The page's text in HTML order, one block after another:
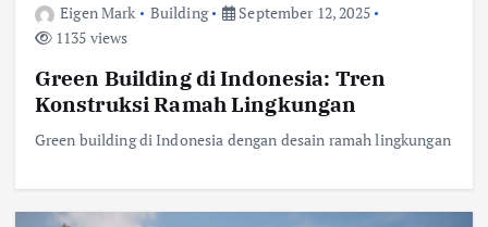
Eigen Mark Building
September 12, 2025
1135 views
Green Building di Indonesia: Tren
Konstruksi Ramah Lingkungan
Green building di Indonesia dengan desain ramah lingkungan